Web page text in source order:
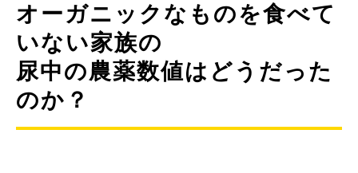
オーガニックなものを食べて
いない家族の
尿中の農薬数値はどうだった
のか？